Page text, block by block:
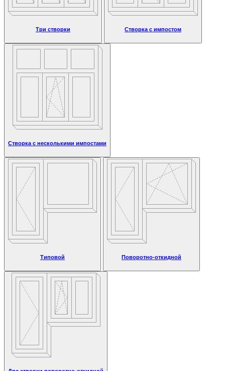
Три створки Створка с импостом
Створка с несколькими импостами
Типовой Поворотно-откидной